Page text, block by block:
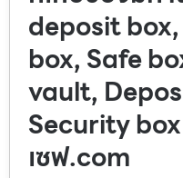
deposit
box, Safe
vault,
Security
เซฟ.com